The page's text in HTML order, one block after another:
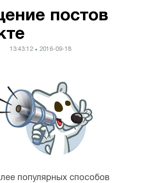
постов
13:43:12 2016-09-18
популярных способов